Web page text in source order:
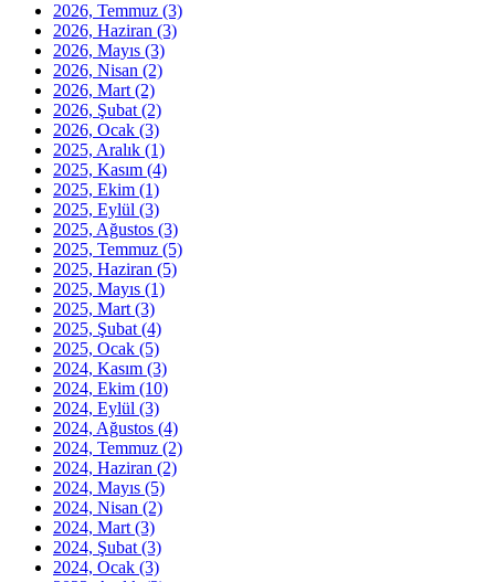
2026, Temmuz (3)
2026, Haziran (3)
2026, Mayıs (3)
2026, Nisan (2)
2026, Mart (2)
2026, Şubat (2)
2026, Ocak (3)
2025, Aralık (1)
2025, Kasım (4)
2025, Ekim (1)
2025, Eylül (3)
2025, Ağustos (3)
2025, Temmuz (5)
2025, Haziran (5)
2025, Mayıs (1)
2025, Mart (3)
2025, Şubat (4)
2025, Ocak (5)
2024, Kasım (3)
2024, Ekim (10)
2024, Eylül (3)
2024, Ağustos (4)
2024, Temmuz (2)
2024, Haziran (2)
2024, Mayıs (5)
2024, Nisan (2)
2024, Mart (3)
2024, Şubat (3)
2024, Ocak (3)